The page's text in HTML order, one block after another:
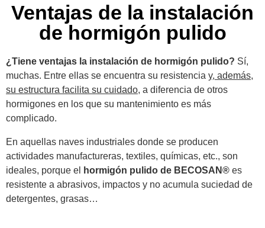
Ventajas de la instalación
de hormigón pulido
¿Tiene ventajas la instalación de hormigón pulido? Sí,
muchas. Entre ellas se encuentra su resistencia y, además,
su estructura facilita su cuidado, a diferencia de otros
hormigones en los que su mantenimiento es más
complicado.
En aquellas naves industriales donde se producen
actividades manufactureras, textiles, químicas, etc., son
ideales, porque el
hormigón pulido de BECOSAN® es
resistente a abrasivos, impactos y no acumula suciedad de
detergentes, grasas…